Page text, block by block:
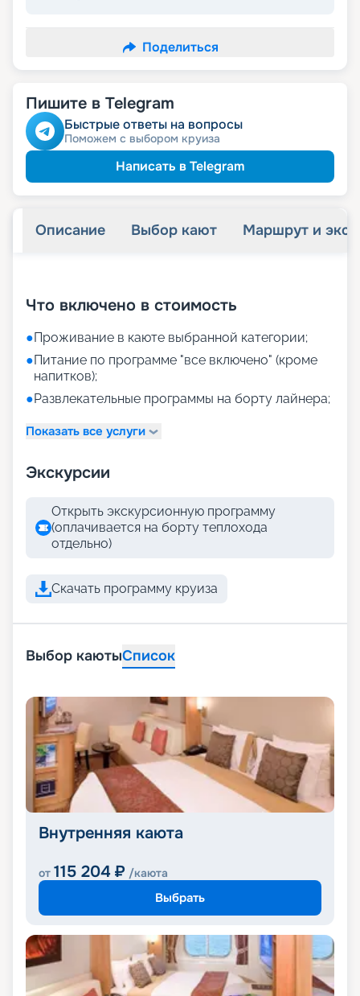
Поделиться
Пишите в Telegram
Быстрые ответы на вопросы
Поможем с выбором круиза
Написать в Telegram
Описание Выбор кают Маршрут и
Что включено в стоимость
●Проживание в каюте выбранной категории;
●Питание по программе "все включено" (кроме
напитков);
●Развлекательные программы на борту лайнера;
Показать все услуги
Экскурсии
Открыть экскурсионную программу
(оплачивается на борту теплохода
отдельно)
Скачать программу круиза
Выбор каютыСписок
Внутренняя каюта
от 115 204 ₽ /каюта
Выбрать